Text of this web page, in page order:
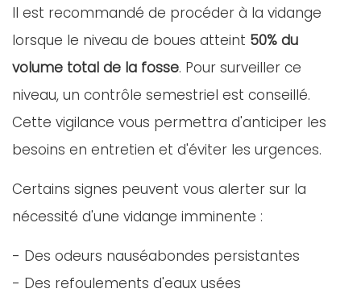
Il est recommandé de procéder à la vidange
lorsque le niveau de boues atteint 50% du
volume total de la fosse. Pour surveiller ce
niveau, un contrôle semestriel est conseillé.
Cette vigilance vous permettra d'anticiper les
besoins en entretien et d'éviter les urgences.
Certains signes peuvent vous alerter sur la
nécessité d'une vidange imminente :
- Des odeurs nauséabondes persistantes
- Des refoulements d'eaux usées